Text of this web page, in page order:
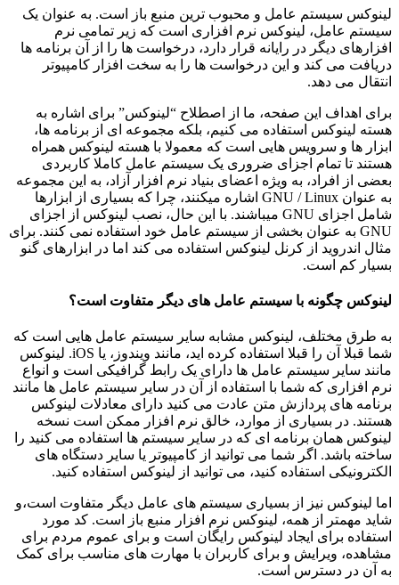
لینوکس سیستم عامل و محبوب ترین منبع باز است. به عنوان یک
سیستم عامل، لینوکس نرم افزاری است که زیر تمامی نرم
افزارهای دیگر در رایانه قرار دارد، درخواست ها را از آن برنامه ها
دریافت می کند و این درخواست ها را به سخت افزار کامپیوتر
انتقال می دهد.
برای اهداف این صفحه، ما از اصطلاح “لینوکس” برای اشاره به
هسته لینوکس استفاده می کنیم، بلکه مجموعه ای از برنامه ها،
ابزار ها و سرویس هایی است که معمولا با هسته لینوکس همراه
هستند تا تمام اجزای ضروری یک سیستم عامل کاملا کاربردی
بعضی از افراد، به ویژه اعضای بنیاد نرم افزار آزاد، به این مجموعه
به عنوان GNU / Linux اشاره میکنند، چرا که بسیاری از ابزارها
شامل اجزای GNU میباشند.
با این حال، نصب لینوکس از اجزای
GNU به عنوان بخشی از سیستم عامل خود استفاده نمی کنند.
برای
مثال اندروید از کرنل لینوکس استفاده می کند اما در ابزارهای گنو
بسیار کم است.
لینوکس چگونه با سیستم عامل های دیگر متفاوت است؟
به طرق مختلف، لینوکس مشابه سایر سیستم عامل هایی است که
شما قبلا آن را قبلا استفاده کرده اید، مانند ویندوز، یا iOS. لینوکس
مانند سایر سیستم عامل ها دارای یک رابط گرافیکی است و انواع
نرم افزاری که شما با استفاده از آن در سایر سیستم عامل ها مانند
برنامه های پردازش متن عادت می کنید دارای معادلات لینوکس
هستند. در بسیاری از موارد، خالق نرم افزار ممکن است نسخه
لینوکس همان برنامه ای که در سایر سیستم ها استفاده می کنید را
ساخته باشد. اگر شما می توانید از کامپیوتر یا سایر دستگاه های
الکترونیکی استفاده کنید، می توانید از لینوکس استفاده کنید.
اما لینوکس نیز از بسیاری سیستم های عامل دیگر متفاوت است،و
شاید مهمتر از همه، لینوکس نرم افزار منبع باز است. کد مورد
استفاده برای ایجاد لینوکس رایگان است و برای عموم مردم برای
مشاهده، ویرایش و برای کاربران با مهارت های مناسب برای کمک
به آن در دسترس است.